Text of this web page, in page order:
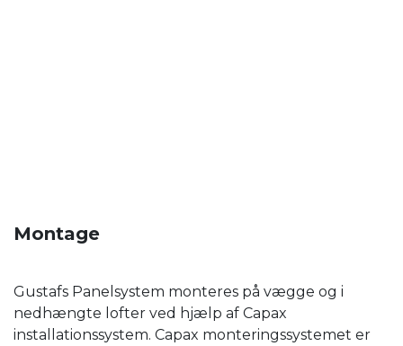
Montage
Gustafs Panelsystem monteres på vægge og i
nedhængte lofter ved hjælp af Capax
installationssystem. Capax monteringssystemet er